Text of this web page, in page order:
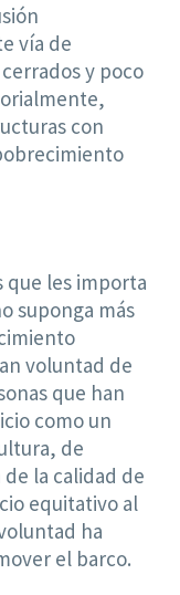
vía de
y poco
con
que les importa
suponga más
voluntad de
que han
como un
de
la calidad de
equitativo al
ha
el barco.